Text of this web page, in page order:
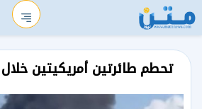
تحطم طائرتين أمريكيتين